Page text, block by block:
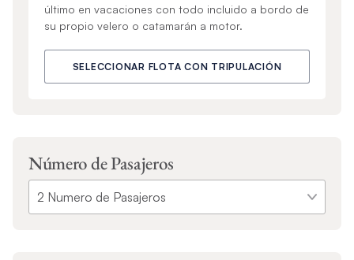
último en vacaciones con todo incluido a bordo de
su propio velero o catamarán a motor.
SELECCIONAR FLOTA CON TRIPULACIÓN
Número de Pasajeros